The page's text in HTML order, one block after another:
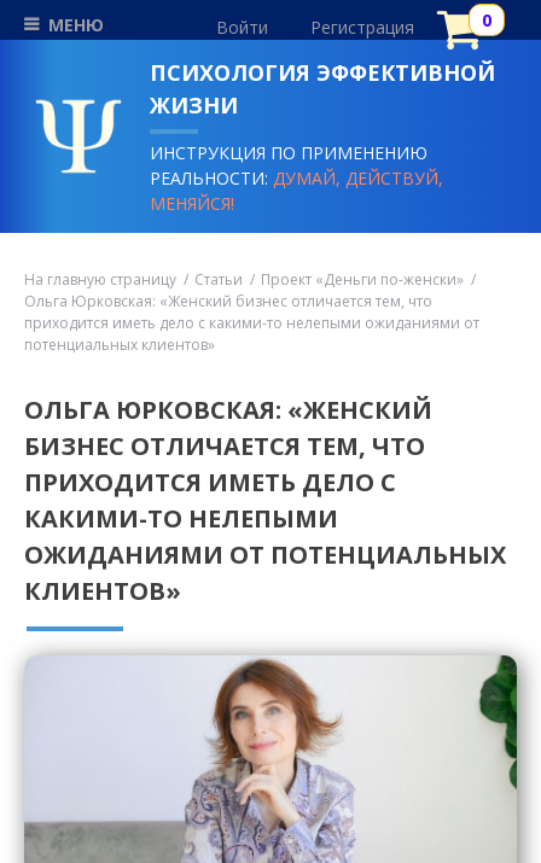
МЕНЮ Войти Регистрация
ПСИХОЛОГИЯ ЭФФЕКТИВНОЙ
ЖИЗНИ
ИНСТРУКЦИЯ ПО ПРИМЕНЕНИЮ
РЕАЛЬНОСТИ:ДУМАЙ, ДЕЙСТВУЙ,
МЕНЯЙСЯ!
На главную страницу Статьи
Проект «Деньги по-женски»
Ольга Юрковская: «Женский бизнес отличается тем, что
приходится иметь дело с какими-то нелепыми ожиданиями от
потенциальных клиентов»
ОЛЬГА ЮРКОВСКАЯ: «ЖЕНСКИЙ
БИЗНЕС ОТЛИЧАЕТСЯ ТЕМ, ЧТО
ПРИХОДИТСЯ ИМЕТЬ ДЕЛО С
КАКИМИ-ТО НЕЛЕПЫМИ
ОЖИДАНИЯМИ ОТ ПОТЕНЦИАЛЬНЫХ
КЛИЕНТОВ»